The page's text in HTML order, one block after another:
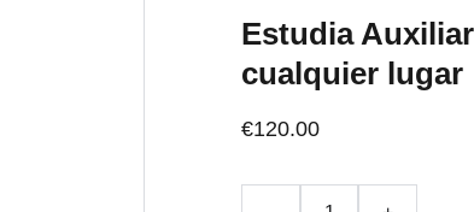
Estudia
cualquier lugar
€120.00